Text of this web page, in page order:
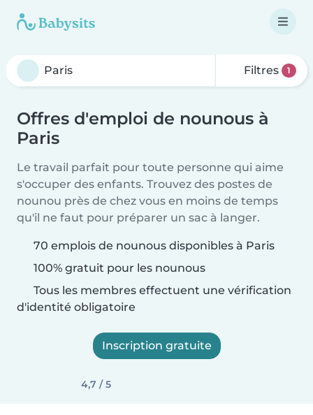
Filtres 1
Offres d'emploi de nounous à
Paris
Le travail parfait pour toute personne qui aime
s'occuper des enfants. Trouvez des postes de
nounou près de chez vous en moins de temps
qu'il ne faut pour préparer un sac à langer.
70 emplois de nounous disponibles à Paris
100% gratuit pour les nounous
Tous les membres effectuent une vérification
d'identité obligatoire
Inscription gratuite
4,7 / 5